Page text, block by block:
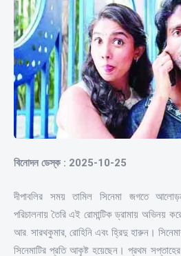
বিনোদন ডেস্ক : 2025-10-25
দীপাবলির সময় তামিল সিনেমা জগতে
পরিচালনায় তৈরি এই রোমান্টিক ড্রামায় অভিনয়
আর. সারথকুমার, রোহিনি এবং হ্রিদু হারুন।
সিনেমাটির প্রতি আকৃষ্ট হয়েছেন। প্রথম